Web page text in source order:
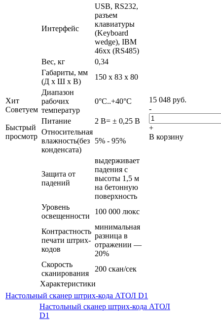
Хит
Советуем
Быстрый
просмотр
Интерфейс
USB, RS232,
разъем
клавиатуры
(Keyboard
wedge), IBM
46хx (RS485)
Вес, кг
0,34
Габариты, мм
(Д x Ш x В)
150 x 83 x 80
Диапазон
рабочих
температур
0°C..+40°C
Питание
2 В= ± 0,25 В
Относительная
влажность(без
конденсата)
5% - 95%
Защита от
падений
выдерживает
падения с
высоты 1,5 м
на бетонную
поверхность
Уровень
освещенности
100 000 люкс
Контрастность
печати штрих-
кодов
минимальная
разница в
отражении —
20%
Скорость
сканирования
200 скан/сек
Характеристики
15 048 руб.
-
+
В корзину
Настольный сканер штрих-кода АТОЛ D1
Настольный сканер штрих-кода АТОЛ
D1